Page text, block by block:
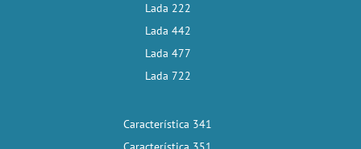
Lada 222
Lada 442
Lada 477
Lada 722
Característica 341